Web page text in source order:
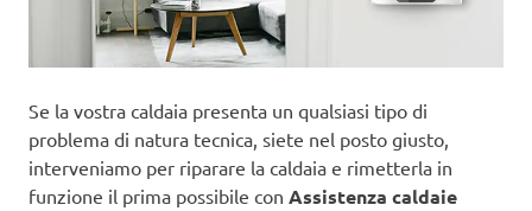
Se la vostra caldaia presenta un qualsiasi tipo di
problema di natura tecnica, siete nel posto giusto,
interveniamo per riparare la caldaia e rimetterla in
funzione il prima possibile con Assistenza caldaie